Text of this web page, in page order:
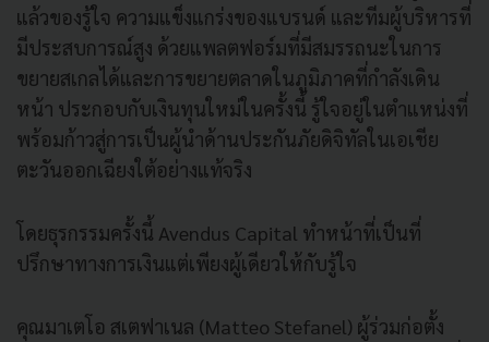
แล้วของรู้ใจ ความแข็งแกร่งของแบรนด์ และทีมผู้บริหารที่
มีประสบการณ์สูง ด้วยแพลตฟอร์มที่มีสมรรถนะในการ
ขยายสเกลได้และการขยายตลาดในภูมิภาคที่กำลังเดิน
หน้า ประกอบกับเงินทุนใหม่ในครั้งนี้ รู้ใจอยู่ในตำแหน่งที่
พร้อมก้าวสู่การเป็นผู้นำด้านประกันภัยดิจิทัลในเอเชีย
ตะวันออกเฉียงใต้อย่างแท้จริง
โดยธุรกรรมครั้งนี้ Avendus Capital ทำหน้าที่เป็นที่
ปรึกษาทางการเงินแต่เพียงผู้เดียวให้กับรู้ใจ
คุณมาเตโอ สเตฟาเนล (Matteo Stefanel) ผู้ร่วมก่อตั้ง